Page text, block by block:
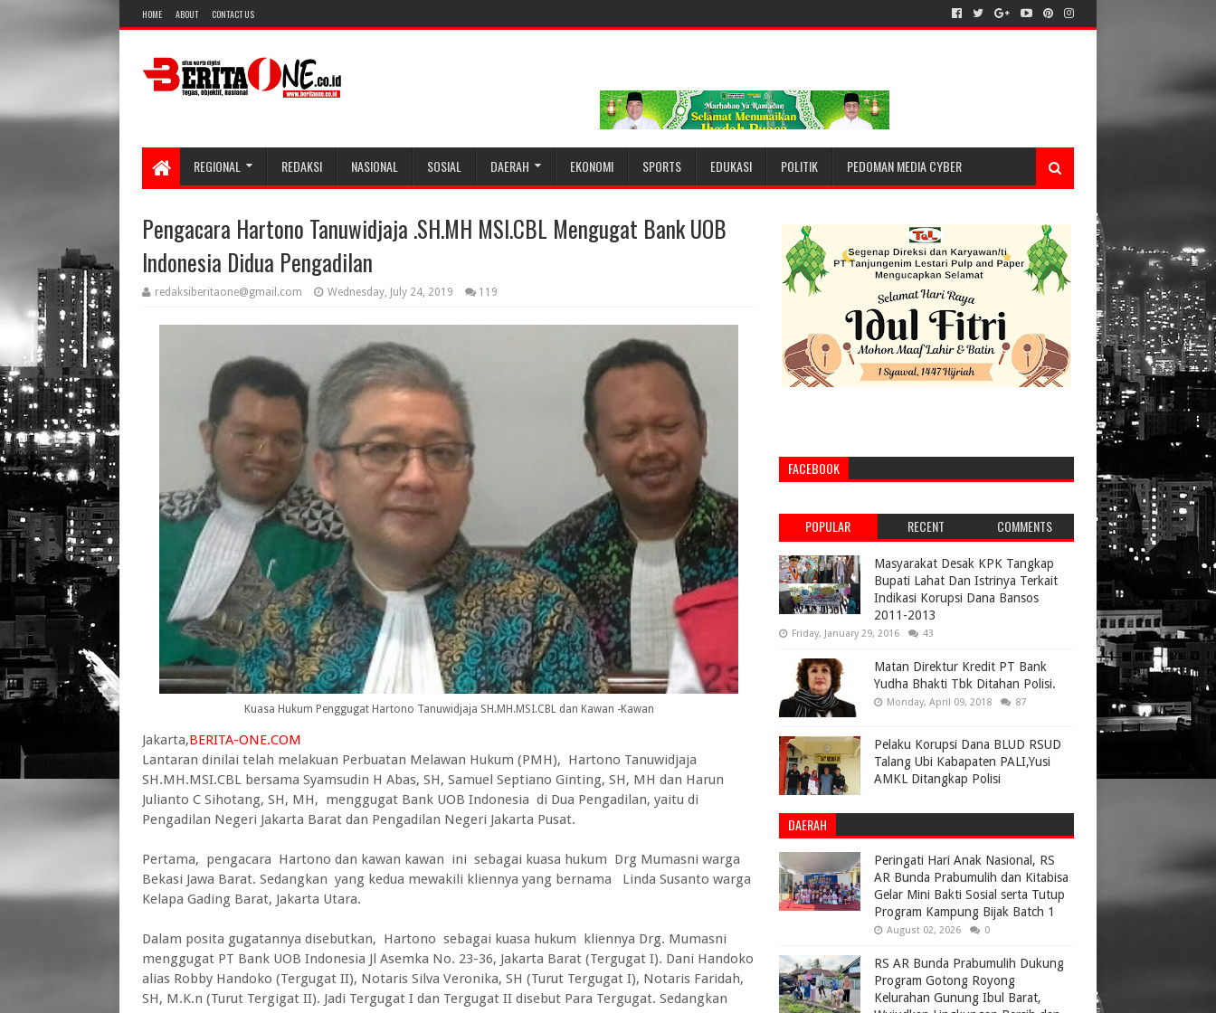
HOME ABOUT CONTACT US
REGIONAL REDAKSI NASIONAL SOSIAL DAERAH EKONOMI SPORTS EDUKASI POLITIK PEDOMAN MEDIA CYBER
Pengacara Hartono Tanuwidjaja .SH.MH MSI.CBL Mengugat Bank UOB
Indonesia Didua Pengadilan
redaksiberitaone@gmail.com Wednesday, July 24, 2019 119
Kuasa Hukum Penggugat Hartono Tanuwidjaja SH.MH.MSI.CBL dan Kawan -Kawan
Jakarta,BERITA-ONE.COM
Lantaran dinilai telah melakuan Perbuatan Melawan Hukum (PMH), Hartono Tanuwidjaja
SH.MH.MSI.CBL bersama Syamsudin H Abas, SH, Samuel Septiano Ginting, SH, MH dan Harun
Julianto C Sihotang, SH, MH, menggugat Bank UOB Indonesia di Dua Pengadilan, yaitu di
Pengadilan Negeri Jakarta Barat dan Pengadilan Negeri Jakarta Pusat.
Pertama, pengacara Hartono dan kawan kawan ini sebagai kuasa hukum Drg Mumasni warga
Bekasi Jawa Barat. Sedangkan yang kedua mewakili kliennya yang bernama Linda Susanto warga
Kelapa Gading Barat, Jakarta Utara.
Dalam posita gugatannya disebutkan, Hartono sebagai kuasa hukum kliennya Drg. Mumasni
menggugat PT Bank UOB Indonesia Jl Asemka No. 23-36, Jakarta Barat (Tergugat I). Dani Handoko
alias Robby Handoko (Tergugat II), Notaris Silva Veronika, SH (Turut Tergugat I), Notaris Faridah,
SH, M.K.n (Turut Tergigat II). Jadi Tergugat I dan Tergugat II disebut Para Tergugat. Sedangkan
FACEBOOK
POPULAR RECENT COMMENTS
Masyarakat Desak KPK Tangkap
Bupati Lahat Dan Istrinya Terkait
Indikasi Korupsi Dana Bansos
2011-2013
Friday, January 29, 2016 43
Matan Direktur Kredit PT Bank
Yudha Bhakti Tbk Ditahan Polisi.
Monday, April 09, 2018 87
Pelaku Korupsi Dana BLUD RSUD
Talang Ubi Kabapaten PALI,Yusi
AMKL Ditangkap Polisi
DAERAH
Peringati Hari Anak Nasional, RS
AR Bunda Prabumulih dan Kitabisa
Gelar Mini Bakti Sosial serta Tutup
Program Kampung Bijak Batch 1
August 02, 2026 0
RS AR Bunda Prabumulih Dukung
Program Gotong Royong
Kelurahan Gunung Ibul Barat,